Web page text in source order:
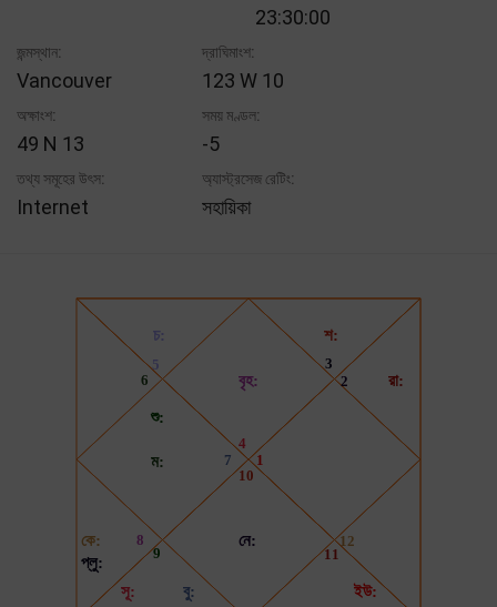
23:30:00
জন্মস্থান:
Vancouver
দ্রাঘিমাংশ:
123 W 10
অক্ষাংশ:
49 N 13
সময় মণ্ডল:
-5
তথ্য সমূহের উৎস:
Internet
অ্যাস্ট্রসেজ রেটিং:
সহায়িকা